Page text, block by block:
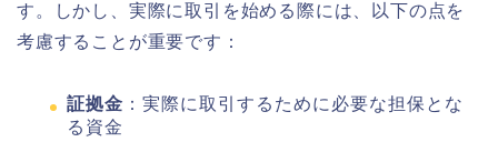
す。しかし、実際に取引を始める際には、以下の点を
考慮することが重要です：
証拠金 ：実際に取引するために必要な担保とな
る資金